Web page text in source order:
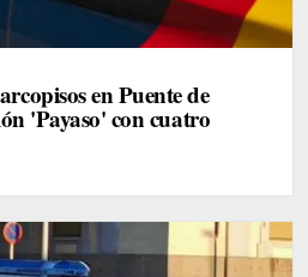
en Puente de
'Payaso' con cuatro